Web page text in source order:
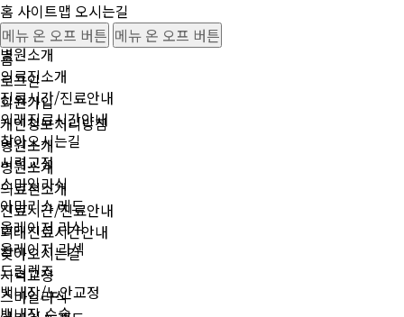
홈 사이트맵 오시는길
맑은눈안과
병원소개
의료진소개
진료시간/진료안내
외래진료시간안내
찾아오시는길
시력교정
스마일라식
아마리스 레드
올레이저 라식
올레이저 라섹
드림렌즈
백내장/노안교정
메뉴 온 오프 버튼 메뉴 온 오프 버튼
홈
로그인
회원가입
개인청보처리방침
병원소개
병원소개
의료진소개
진료시간/진료안내
외래진료시간안내
찾아오시는길
시력교정
스마일라식